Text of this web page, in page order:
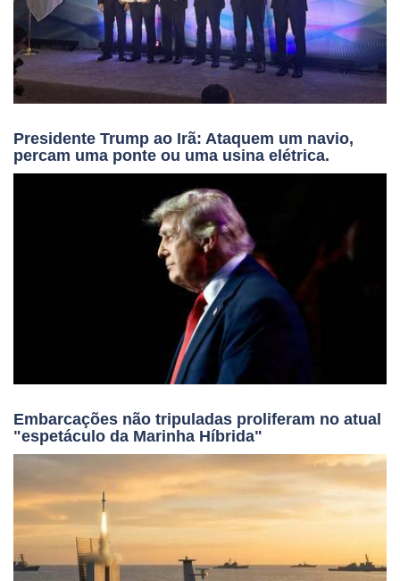
Presidente Trump ao Irã: Ataquem um navio,
percam uma ponte ou uma usina elétrica.
Embarcações não tripuladas proliferam no atual
"espetáculo da Marinha Híbrida"